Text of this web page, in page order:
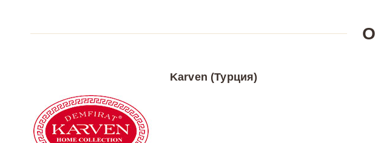
Karven (Турция)